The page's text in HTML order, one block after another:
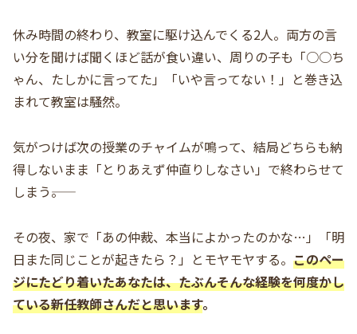
休み時間の終わり、教室に駆け込んでくる2人。両方の言
い分を聞けば聞くほど話が食い違い、周りの子も「○○ち
ゃん、たしかに言ってた」「いや言ってない！」と巻き込
まれて教室は騒然。
気がつけば次の授業のチャイムが鳴って、結局どちらも納
得しないまま「とりあえず仲直りしなさい」で終わらせて
しまう――。
その夜、家で「あの仲裁、本当によかったのかな…」「明
日また同じことが起きたら？」とモヤモヤする。 このペー
ジにたどり着いたあなたは、たぶんそんな経験を何度かし
ている新任教師さんだと思います。